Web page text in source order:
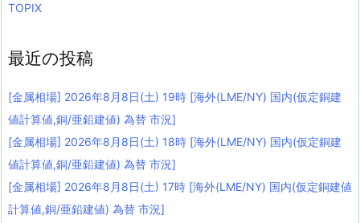
TOPIX
最近の投稿
[金属相場] 2026年8月8日(土) 19時 [海外(LME/NY) 国内(仮定銅建
値計算値,銅/亜鉛建値) 為替 市況]
[金属相場] 2026年8月8日(土) 18時 [海外(LME/NY) 国内(仮定銅建
値計算値,銅/亜鉛建値) 為替 市況]
[金属相場] 2026年8月8日(土) 17時 [海外(LME/NY) 国内(仮定銅建値
計算値,銅/亜鉛建値) 為替 市況]